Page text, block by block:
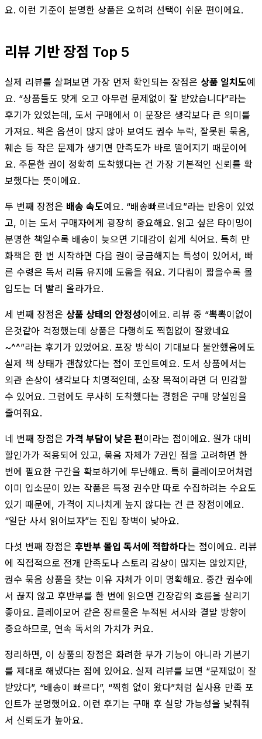
요. 이런 기준이 분명한 상품은 오히려 선택이 쉬운 편이에요.
리뷰 기반 장점 Top 5
실제 리뷰를 살펴보면 가장 먼저 확인되는 장점은 상품 일치도예
요. “상품들도 맞게 오고 아무런 문제없이 잘 받았습니다”라는
후기가 있었는데, 도서 구매에서 이 문장은 생각보다 큰 의미를
가져요. 책은 옵션이 많지 않아 보여도 권수 누락, 잘못된 묶음,
훼손 등 작은 문제가 생기면 만족도가 바로 떨어지기 때문이에
요. 주문한 권이 정확히 도착했다는 건 가장 기본적인 신뢰를 확
보했다는 뜻이에요.
두 번째 장점은 배송 속도예요. “배송빠르네요”라는 반응이 있었
고, 이는 도서 구매자에게 굉장히 중요해요. 읽고 싶은 타이밍이
분명한 책일수록 배송이 늦으면 기대감이 쉽게 식어요. 특히 만
화책은 한 번 시작하면 다음 권이 궁금해지는 특성이 있어서, 빠
른 수령은 독서 리듬 유지에 도움을 줘요. 기다림이 짧을수록 몰
입도는 더 빨리 올라가요.
세 번째 장점은 상품 상태의 안정성이에요. 리뷰 중 “뽁뽁이없이
온것같아 걱정했는데 상품은 다행히도 찍힘없이 잘왔네요
~^^”라는 후기가 있었어요. 포장 방식이 기대보다 불안했음에도
실제 책 상태가 괜찮았다는 점이 포인트예요. 도서 상품에서는
외관 손상이 생각보다 치명적인데, 소장 목적이라면 더 민감할
수 있어요. 그럼에도 무사히 도착했다는 경험은 구매 망설임을
줄여줘요.
네 번째 장점은 가격 부담이 낮은 편이라는 점이에요. 원가 대비
할인가가 적용되어 있고, 묶음 자체가 7권인 점을 고려하면 한
번에 필요한 구간을 확보하기에 무난해요. 특히 클레이모어처럼
이미 입소문이 있는 작품은 특정 권수만 따로 수집하려는 수요도
있기 때문에, 가격이 지나치게 높지 않다는 건 큰 장점이에요.
“일단 사서 읽어보자”는 진입 장벽이 낮아요.
다섯 번째 장점은 후반부 몰입 독서에 적합하다는 점이에요. 리뷰
에 직접적으로 전개 만족도나 스토리 감상이 많지는 않았지만,
권수 묶음 상품을 찾는 이유 자체가 이미 명확해요. 중간 권수에
서 끊지 않고 후반부를 한 번에 읽으면 긴장감의 흐름을 살리기
좋아요. 클레이모어 같은 장르물은 누적된 서사와 결말 방향이
중요하므로, 연속 독서의 가치가 커요.
정리하면, 이 상품의 장점은 화려한 부가 기능이 아니라 기본기
를 제대로 해냈다는 점에 있어요. 실제 리뷰를 보면 “문제없이 잘
받았다”, “배송이 빠르다”, “찍힘 없이 왔다”처럼 실사용 만족 포
인트가 분명했어요. 이런 후기는 구매 후 실망 가능성을 낮춰줘
서 신뢰도가 높아요.